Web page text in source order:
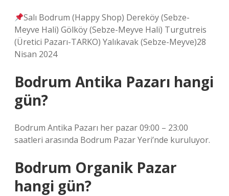
Salı Bodrum (Happy Shop) Dereköy (Sebze-
Meyve Hali) Gölköy (Sebze-Meyve Hali) Turgutreis
(Üretici Pazarı-TARKO) Yalıkavak (Sebze-Meyve)28
Nisan 2024
Bodrum Antika Pazarı hangi
gün?
Bodrum Antika Pazarı her pazar 09:00 – 23:00
saatleri arasında Bodrum Pazar Yeri’nde kuruluyor.
Bodrum Organik Pazar
hangi gün?